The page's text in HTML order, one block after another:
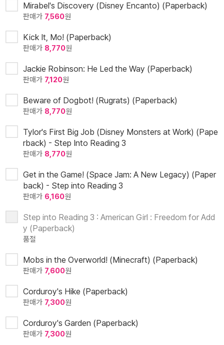
Mirabel's Discovery (Disney Encanto) (Paperback)
판매가 7,560원
Kick It, Mo! (Paperback)
판매가 8,770원
Jackie Robinson: He Led the Way (Paperback)
판매가 7,120원
Beware of Dogbot! (Rugrats) (Paperback)
판매가 8,770원
Tylor's First Big Job (Disney Monsters at Work) (Pape
rback) - Step Into Reading 3
판매가 8,770원
Get in the Game! (Space Jam: A New Legacy) (Paper
back) - Step into Reading 3
판매가 6,160원
Step into Reading 3 : American Girl : Freedom for Add
y (Paperback)
품절
Mobs in the Overworld! (Minecraft) (Paperback)
판매가 7,600원
Corduroy's Hike (Paperback)
판매가 7,300원
Corduroy's Garden (Paperback)
판매가 7,300원